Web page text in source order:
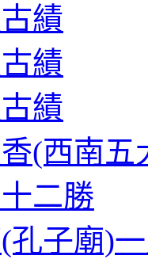
績
績
績
(西南五
二勝
孔子廟)